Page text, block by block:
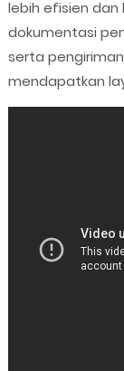
lebih efisien
dokumentasi
serta
mendapatkan